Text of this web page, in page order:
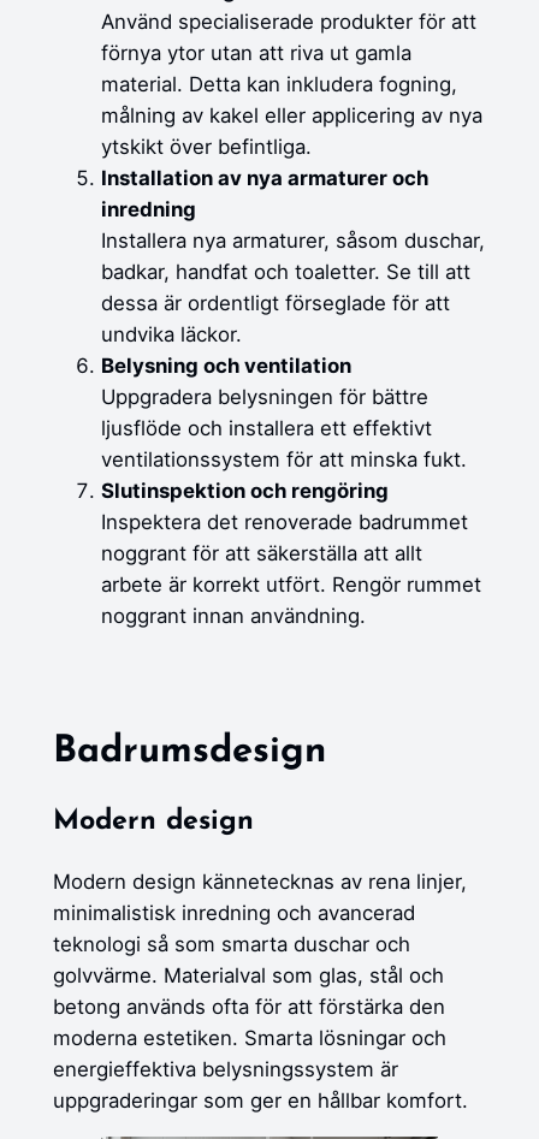
Använd specialiserade produkter för att
förnya ytor utan att riva ut gamla
material. Detta kan inkludera fogning,
målning av kakel eller applicering av nya
ytskikt över befintliga.
Installation av nya armaturer och
inredning
Installera nya armaturer, såsom duschar,
badkar, handfat och toaletter. Se till att
dessa är ordentligt förseglade för att
undvika läckor.
Belysning och ventilation
Uppgradera belysningen för bättre
ljusflöde och installera ett effektivt
ventilationssystem för att minska fukt.
Slutinspektion och rengöring
Inspektera det renoverade badrummet
noggrant för att säkerställa att allt
arbete är korrekt utfört. Rengör rummet
noggrant innan användning.
Badrumsdesign
Modern design
Modern design kännetecknas av rena linjer,
minimalistisk inredning och avancerad
teknologi så som smarta duschar och
golvvärme. Materialval som glas, stål och
betong används ofta för att förstärka den
moderna estetiken. Smarta lösningar och
energieffektiva belysningssystem är
uppgraderingar som ger en hållbar komfort.